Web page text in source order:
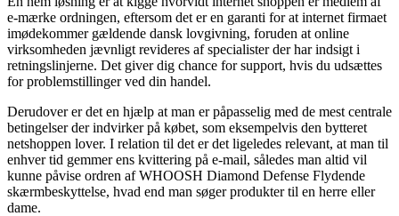
e-mærke ordningen, eftersom det er en garanti for at internet firmaet
imødekommer gældende dansk lovgivning, foruden at online
virksomheden jævnligt revideres af specialister der har indsigt i
retningslinjerne. Det giver dig chance for support, hvis du udsættes
for problemstillinger ved din handel.
Derudover er det en hjælp at man er påpasselig med de mest centrale
betingelser der indvirker på købet, som eksempelvis den bytteret
netshoppen lover. I relation til det er det ligeledes relevant, at man til
enhver tid gemmer ens kvittering på e-mail, således man altid vil
kunne påvise ordren af WHOOSH Diamond Defense Flydende
skærmbeskyttelse, hvad end man søger produkter til en herre eller
dame.